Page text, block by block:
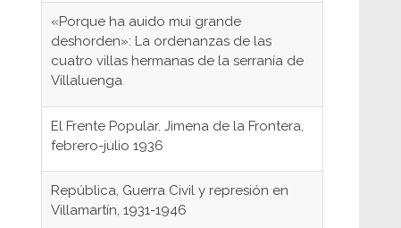
«Porque ha auido mui grande
deshorden»: La ordenanzas de las
cuatro villas hermanas de la serranía de
Villaluenga
El Frente Popular. Jimena de la Frontera,
febrero-julio 1936
República, Guerra Civil y represión en
Villamartín, 1931-1946